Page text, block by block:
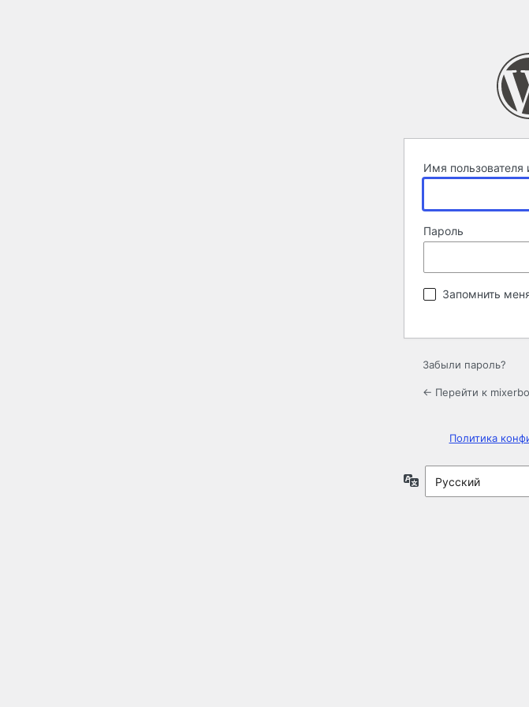
Имя пользователя
Пароль
Запомнить
Забыли пароль?
← Перейти к
Политика
Язык